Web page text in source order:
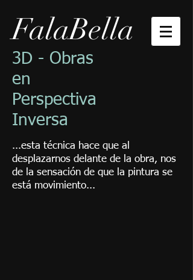
FalaBella
3D - Obras
en
Perspectiva
Inversa
...esta técnica hace que al
desplazarnos delante de la obra, nos
de la sensación de que la pintura se
está movimiento...